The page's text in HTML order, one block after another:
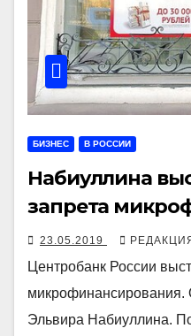
БИЗНЕС В РОССИИ
Набиуллина
запрета
23.05.2019
Центробанк России
микрофинансирования.
Эльвира Набиуллина.